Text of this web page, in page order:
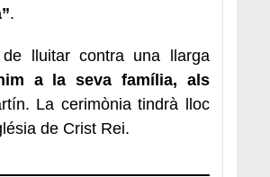
.
lluitar contra una llarga
a la seva família, als
La cerimònia tindrà lloc
de Crist Rei.